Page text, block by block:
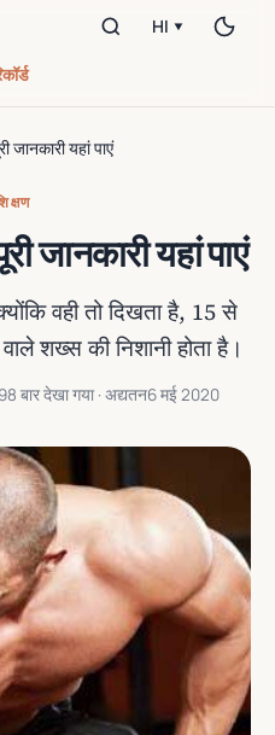
HI ▾
जानकारी यहां पाएं
जानकारी यहां पाएं
वही तो दिखता है, 15 से
शख्स की निशानी होता है।
बार देखा गया · अद्यतन6 मई 2020